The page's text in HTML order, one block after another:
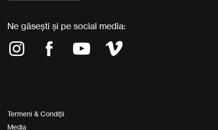
Ne găsești și pe social media:
Termeni & Condiții
Media